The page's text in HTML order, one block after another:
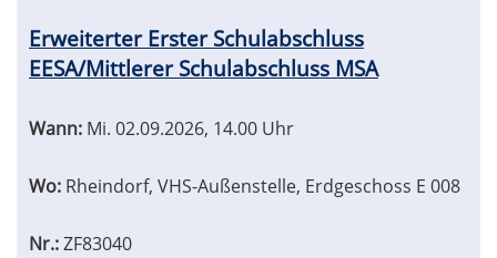
Erweiterter Erster Schulabschluss
EESA/Mittlerer Schulabschluss MSA
Wann: Mi. 02.09.2026, 14.00 Uhr
Wo: Rheindorf, VHS-Außenstelle, Erdgeschoss E 008
Nr.:ZF83040